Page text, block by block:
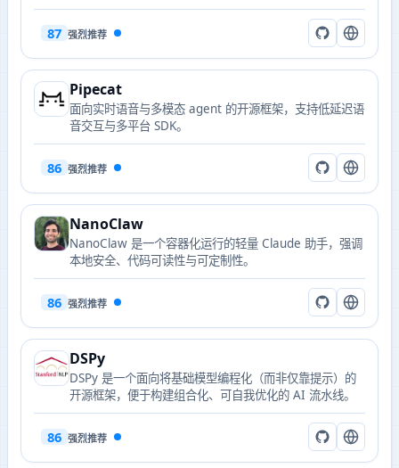
87 强烈推荐
Pipecat
面向实时语音与多模态 agent 的开源框架，支持低延迟语
音交互与多平台 SDK。
86 强烈推荐
NanoClaw
NanoClaw 是一个容器化运行的轻量 Claude 助手，强调
本地安全、代码可读性与可定制性。
86 强烈推荐
DSPy
DSPy 是一个面向将基础模型编程化（而非仅靠提示）的
开源框架，便于构建组合化、可自我优化的 AI 流水线。
86 强烈推荐